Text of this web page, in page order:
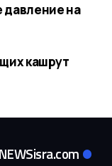
на
кашрут